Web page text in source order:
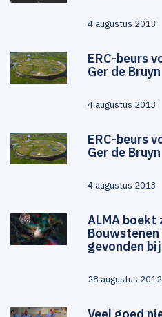
4 augustus 2013
ERC-beurs
Ger de Bruyn
4 augustus 2013
ERC-beurs
Ger de Bruyn
4 augustus 2013
ALMA
Bouwstenen
gevonden
28 augustus 2012